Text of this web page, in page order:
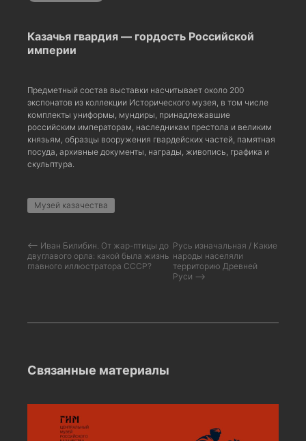
Казачья гвардия — гордость Российской
империи
Предметный состав выставки насчитывает около 200
экспонатов из коллекции Исторического музея, в том числе
комплекты униформы, мундиры, принадлежавшие
российским императорам, наследникам престола и великим
князьям, образцы вооружения гвардейских частей, памятная
посуда, архивные документы, награды, живопись, графика и
скульптура.
Музей казачества
⟵ Иван Билибин. От жар-птицы до
двуглавого орла: какой была жизнь
главного иллюстратора СССР?
Русь изначальная / Какие
народы населяли
территорию Древней
Руси ⟶
Связанные материалы